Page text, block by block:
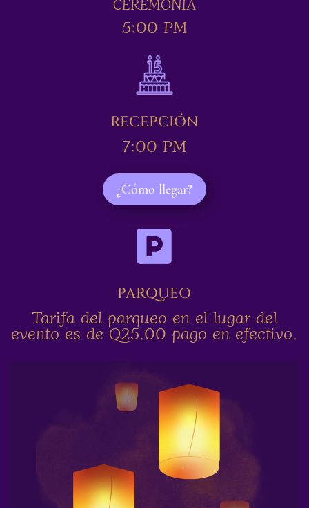
5:00 PM
RECEPCIÓN
7:00 PM
¿Cómo llegar?

PARQUEO
Tarifa del parqueo en el lugar del
evento es de Q25.00 pago en efectivo.